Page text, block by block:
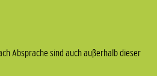
Absprache sind auch außerhalb dieser